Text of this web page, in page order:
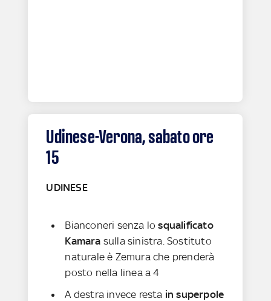
Udinese-Verona, sabato ore
15
UDINESE
Bianconeri senza losqualificato
Kamara sulla sinistra. Sostituto
naturale è Zemura che prenderà
posto nella linea a 4
A destra invece resta in superpole